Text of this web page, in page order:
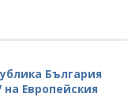
България
на Европейския